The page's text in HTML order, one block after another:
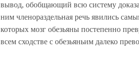
вывод, обобщающий всю систему
ним членораздельная речь явились
которых мозг обезьяны постепенно
всем сходстве с обезьяньим далеко